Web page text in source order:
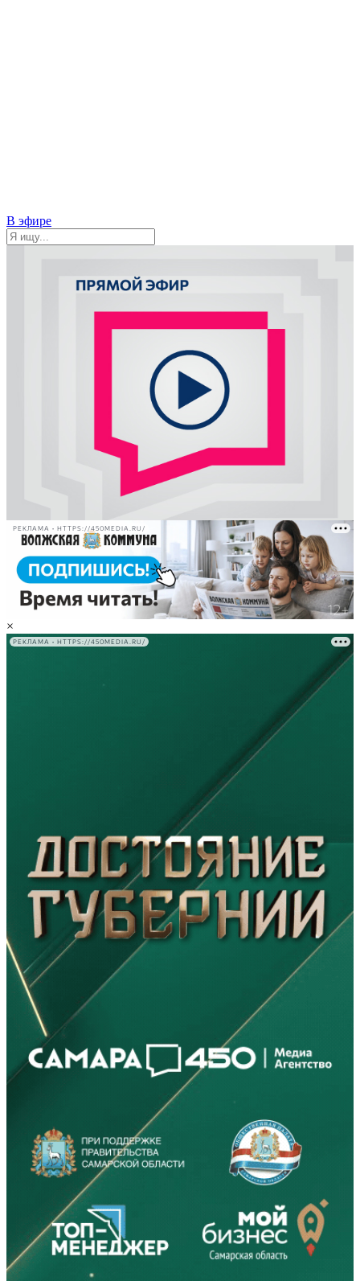
В эфире
РЕКЛАМА • HTTPS://450MEDIA.RU/
×
РЕКЛАМА • HTTPS://450MEDIA.RU/